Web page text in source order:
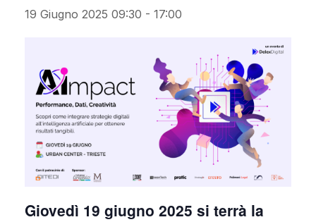
19 Giugno 2025 09:30 - 17:00
Giovedì 19 giugno 2025 si terrà la